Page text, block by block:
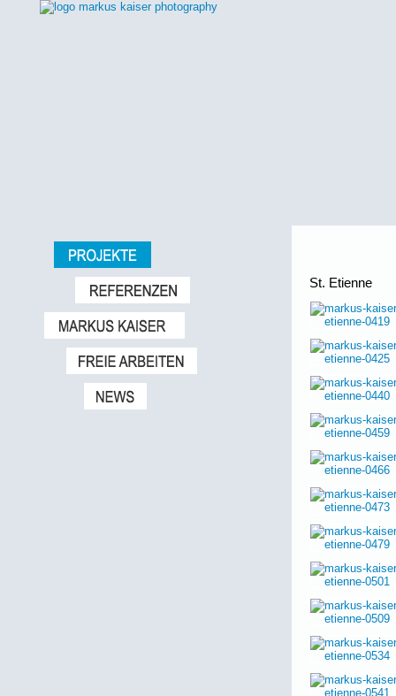
St. Etienne